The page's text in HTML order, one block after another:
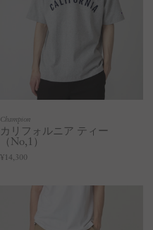
Champion
カリフォルニア ティー
（No,1）
¥14,300